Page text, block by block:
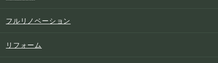
フルリノベーション
リフォーム